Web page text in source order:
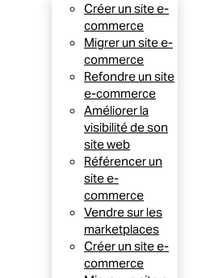
Créer un site e-
commerce
Migrer un site e-
commerce
Refondre un site
e-commerce
Améliorer la
visibilité de son
site web
Référencer un
site e-
commerce
Vendre sur les
marketplaces
Créer un site e-
commerce